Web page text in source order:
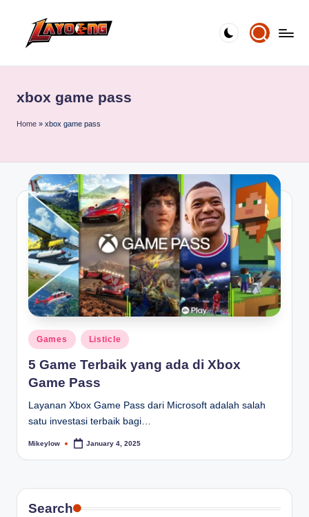
xbox game pass
Home » xbox game pass
Posted
in
Games Listicle
5 Game Terbaik yang ada di Xbox
Game Pass
Layanan Xbox Game Pass dari Microsoft adalah salah
satu investasi terbaik bagi…
Posted
Mikeylow January 4, 2025
Search